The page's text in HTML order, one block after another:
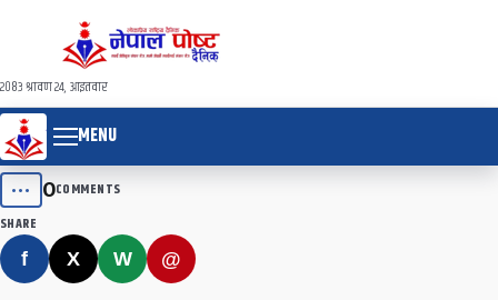
२०८३ श्रावण २४, आइतवार
MENU
••• 0COMMENTS
SHARE
f X W @